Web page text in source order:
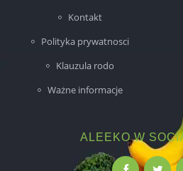
Kontakt
Polityka prywatnosci
Klauzula rodo
Ważne informacje
ALEEKO W